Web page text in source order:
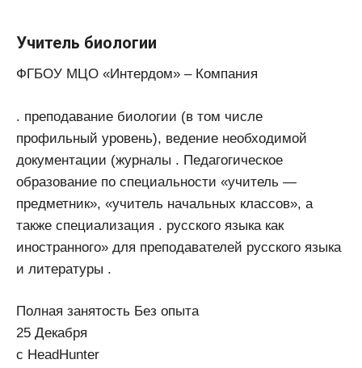
Учитель биологии
ФГБОУ МЦО «Интердом» – Компания
. преподавание биологии (в том числе
профильный уровень), ведение необходимой
документации (журналы . Педагогическое
образование по специальности «учитель —
предметник», «учитель начальных классов», а
также специализация . русского языка как
иностранного» для преподавателей русского языка
и литературы .
Полная занятость Без опыта
25 Декабря
с HeadHunter